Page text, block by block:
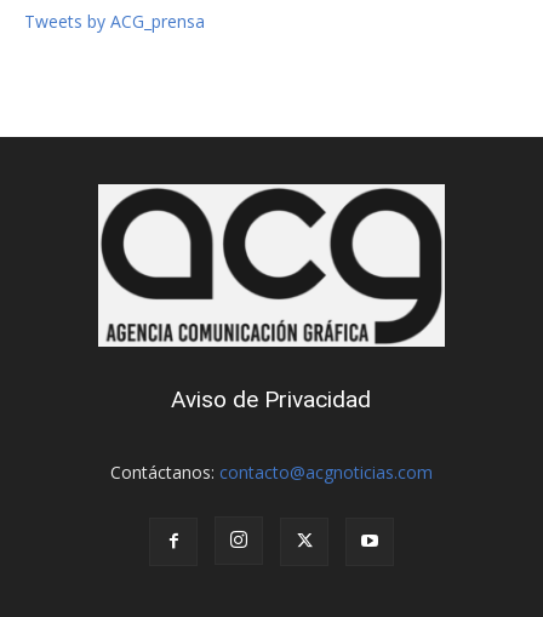
Tweets by ACG_prensa
Aviso de Privacidad
Contáctanos: contacto@acgnoticias.com